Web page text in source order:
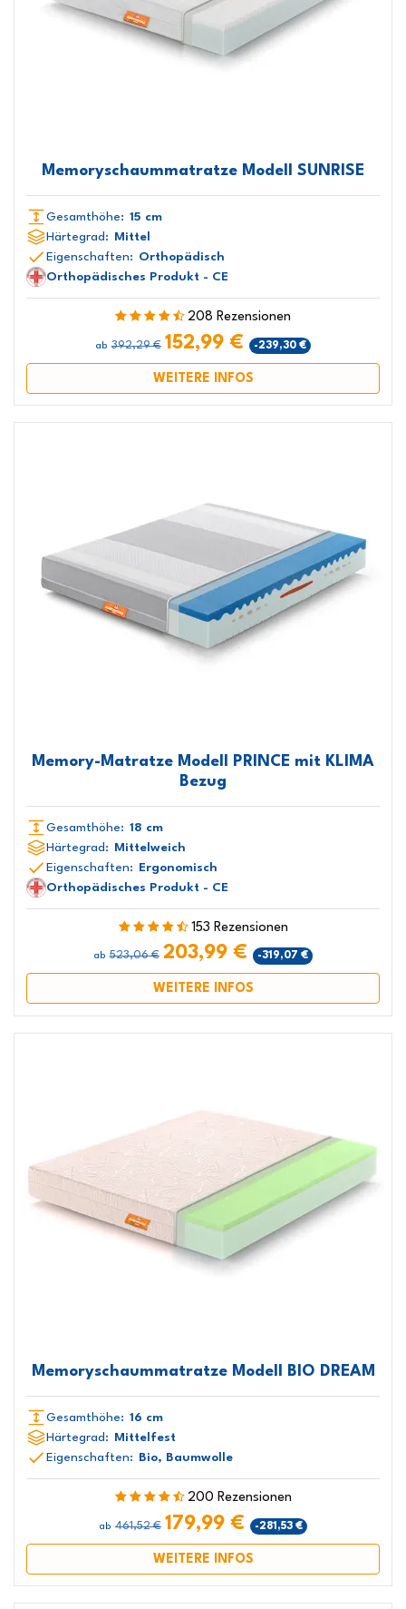
Memoryschaummatratze Modell SUNRISE
Gesamthöhe: 15 cm
Härtegrad:
Mittel
Eigenschaften: Orthopädisch
Orthopädisches Produkt - CE
208 Rezensionen
ab 392,29 € 152,99 € -239,30 €
WEITERE INFOS
Memory-Matratze Modell PRINCE mit KLIMA
Bezug
Gesamthöhe: 18 cm
Härtegrad: Mittelweich
Eigenschaften: Ergonomisch
Orthopädisches Produkt - CE
153 Rezensionen
ab 523,06 € 203,99 € -319,07 €
WEITERE INFOS
Memoryschaummatratze Modell BIO DREAM
Gesamthöhe: 16 cm
Härtegrad:
Mittelfest
Eigenschaften:
Bio, Baumwolle
200 Rezensionen
ab 461,52 € 179,99 € -281,53 €
WEITERE INFOS